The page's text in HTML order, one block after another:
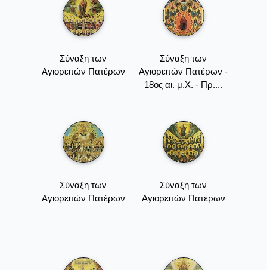
Σύναξη των
Αγιορειτών Πατέρων
Σύναξη των
Αγιορειτών Πατέρων -
18ος αι. μ.Χ. - Πρ....
Σύναξη των
Αγιορειτών Πατέρων
Σύναξη των
Αγιορειτών Πατέρων